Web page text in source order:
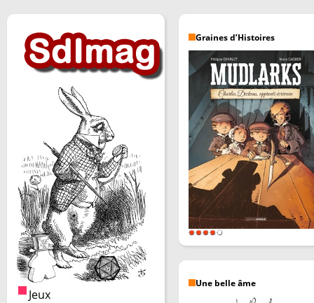
Jeux
Graines d’Histoires
Une belle âme